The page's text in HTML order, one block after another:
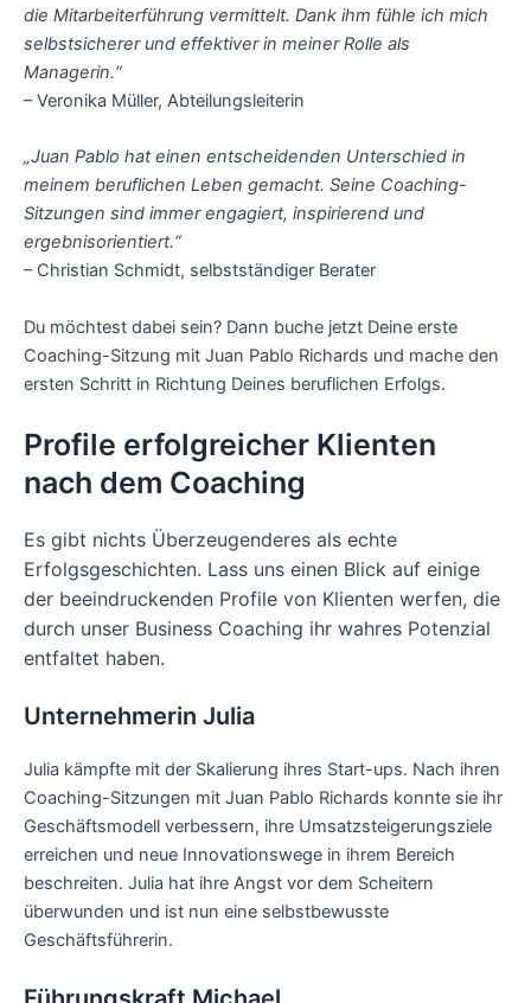
die Mitarbeiterführung vermittelt. Dank ihm fühle ich mich
selbstsicherer und effektiver in meiner Rolle als
Managerin.“
– Veronika Müller, Abteilungsleiterin
„Juan Pablo hat einen entscheidenden Unterschied in
meinem beruflichen Leben gemacht. Seine Coaching-
Sitzungen sind immer engagiert, inspirierend und
ergebnisorientiert.“
– Christian Schmidt, selbstständiger Berater
Du möchtest dabei sein? Dann buche jetzt Deine erste
Coaching-Sitzung mit Juan Pablo Richards und mache den
ersten Schritt in Richtung Deines beruflichen Erfolgs.
Profile erfolgreicher Klienten
nach dem Coaching
Es gibt nichts Überzeugenderes als echte
Erfolgsgeschichten. Lass uns einen Blick auf einige
der beeindruckenden Profile von Klienten werfen, die
durch unser Business Coaching ihr wahres Potenzial
entfaltet haben.
Unternehmerin Julia
Julia kämpfte mit der Skalierung ihres Start-ups. Nach ihren
Coaching-Sitzungen mit Juan Pablo Richards konnte sie ihr
Geschäftsmodell verbessern, ihre Umsatzsteigerungsziele
erreichen und neue Innovationswege in ihrem Bereich
beschreiten. Julia hat ihre Angst vor dem Scheitern
überwunden und ist nun eine selbstbewusste
Geschäftsführerin.